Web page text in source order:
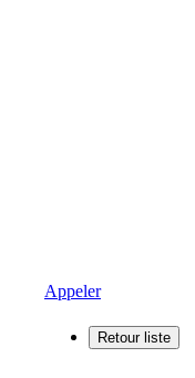
Appeler